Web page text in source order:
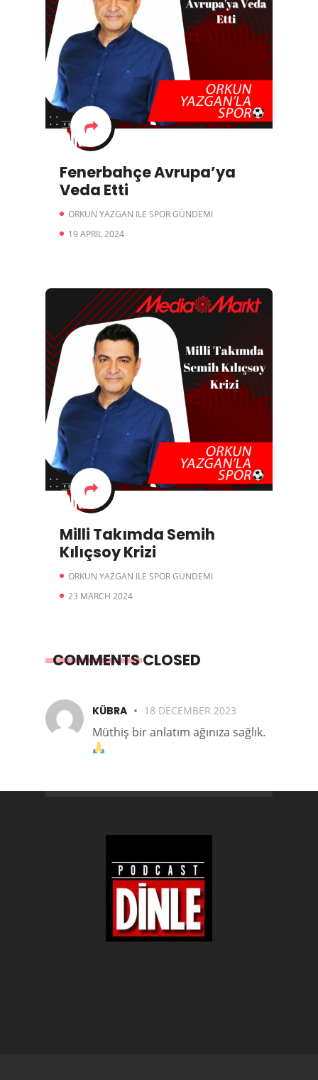
Fenerbahçe Avrupa’ya
Veda Etti
ORKUN YAZGAN ILE SPOR GÜNDEMI
19 APRIL 2024
Milli Takımda Semih
Kılıçsoy Krizi
ORKUN YAZGAN ILE SPOR GÜNDEMI
23 MARCH 2024
COMMENTS CLOSED
KÜBRA 18 DECEMBER 2023
Müthiş bir anlatım ağınıza sağlık.